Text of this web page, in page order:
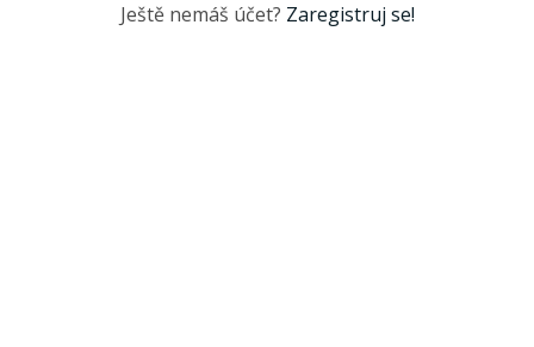
Ještě nemáš účet? Zaregistruj se!